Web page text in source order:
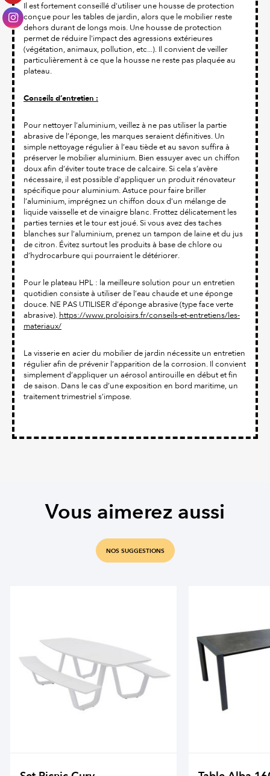
Il est fortement conseillé d'utiliser une housse de protection
conçue pour les tables de jardin, alors que le mobilier reste
dehors durant de longs mois. Une housse de protection
permet de réduire l'impact des agressions extérieures
(végétation, animaux, pollution, etc...). Il convient de veiller
particulièrement à ce que la housse ne reste pas plaquée au
plateau.
Conseils d’entretien :
Pour nettoyer l’aluminium, veillez à ne pas utiliser la partie
abrasive de l’éponge, les marques seraient définitives. Un
simple nettoyage régulier à l’eau tiède et au savon suffira à
préserver le mobilier aluminium. Bien essuyer avec un chiffon
doux afin d’éviter toute trace de calcaire. Si cela s’avère
nécessaire, il est possible d’appliquer un produit rénovateur
spécifique pour aluminium. Astuce pour faire briller
l’aluminium, imprégnez un chiffon doux d’un mélange de
liquide vaisselle et de vinaigre blanc. Frottez délicatement les
parties ternies et le tour est joué. Si vous avez des taches
blanches sur l’aluminium, prenez un tampon de laine et du jus
de citron. Évitez surtout les produits à base de chlore ou
d’hydrocarbure qui pourraient le détériorer.
Pour le plateau HPL : la meilleure solution pour un entretien
quotidien consiste à utiliser de l’eau chaude et une éponge
douce. NE PAS UTILISER d’éponge abrasive (type face verte
abrasive). https://www.proloisirs.fr/conseils-et-entretiens/les-
materiaux/
La visserie en acier du mobilier de jardin nécessite un entretien
régulier afin de prévenir l’apparition de la corrosion. Il convient
simplement d’appliquer un aérosol antirouille en début et fin
de saison. Dans le cas d’une exposition en bord maritime, un
traitement trimestriel s’impose.
Vous aimerez aussi
NOS SUGGESTIONS